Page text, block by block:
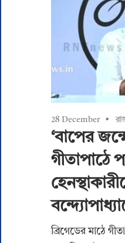
28 December
‘বাপের
গীতাপাঠে
ব্রিগেডের মাঠে